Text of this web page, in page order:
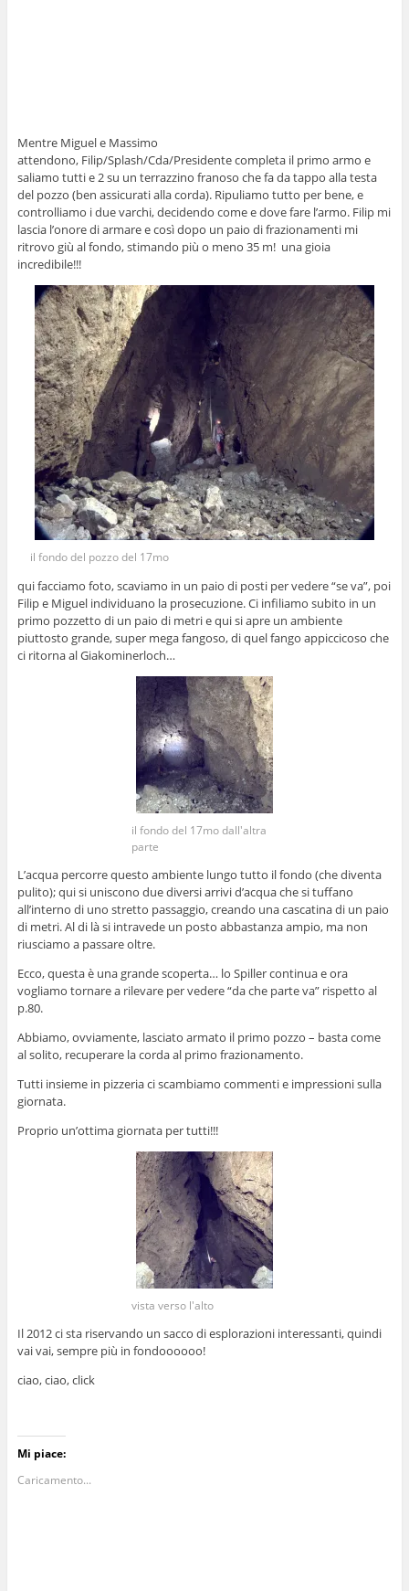
Mentre Miguel e Massimo
attendono, Filip/Splash/Cda/Presidente completa il primo armo e
saliamo tutti e 2 su un terrazzino franoso che fa da tappo alla testa
del pozzo (ben assicurati alla corda). Ripuliamo tutto per bene, e
controlliamo i due varchi, decidendo come e dove fare l’armo. Filip mi
lascia l’onore di armare e così dopo un paio di frazionamenti mi
ritrovo giù al fondo, stimando più o meno 35 m! una gioia
incredibile!!!
il fondo del pozzo del 17mo
qui facciamo foto, scaviamo in un paio di posti per vedere “se va”, poi
Filip e Miguel individuano la prosecuzione. Ci infiliamo subito in un
primo pozzetto di un paio di metri e qui si apre un ambiente
piuttosto grande, super mega fangoso, di quel fango appiccicoso che
ci ritorna al Giakominerloch…
il fondo del 17mo dall'altra
parte
L’acqua percorre questo ambiente lungo tutto il fondo (che diventa
pulito); qui si uniscono due diversi arrivi d’acqua che si tuffano
all’interno di uno stretto passaggio, creando una cascatina di un paio
di metri. Al di là si intravede un posto abbastanza ampio, ma non
riusciamo a passare oltre.
Ecco, questa è una grande scoperta… lo Spiller continua e ora
vogliamo tornare a rilevare per vedere “da che parte va” rispetto al
p.80.
Abbiamo, ovviamente, lasciato armato il primo pozzo – basta come
al solito, recuperare la corda al primo frazionamento.
Tutti insieme in pizzeria ci scambiamo commenti e impressioni sulla
giornata.
Proprio un’ottima giornata per tutti!!!
vista verso l'alto
Il 2012 ci sta riservando un sacco di esplorazioni interessanti, quindi
vai vai, sempre più in fondoooooo!
ciao, ciao, click
Mi piace:
Caricamento...